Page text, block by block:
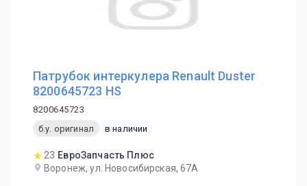
Патрубок интеркулера Renault Duster
8200645723 HS
8200645723
б.у. оригинал
в наличии
23 ЕвроЗапчасть Плюс
Воронеж, ул. Новосибирская, 67А